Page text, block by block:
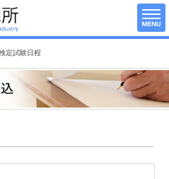
定試験日程